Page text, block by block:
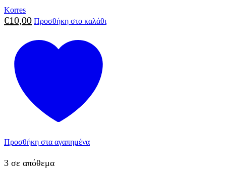
Korres
€10,00 Προσθήκη στο καλάθι
Προσθήκη στα αγαπημένα
3 σε απόθεμα